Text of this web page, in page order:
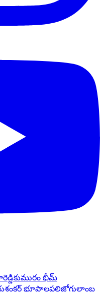
కుమురం భీమ్
భూపాలపల్లిజోగులాంబ